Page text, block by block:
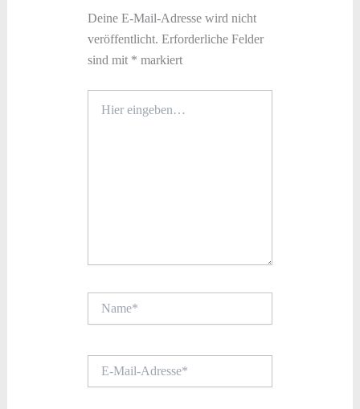
Deine E-Mail-Adresse wird nicht
veröffentlicht. Erforderliche Felder
sind mit * markiert
eingeben…
Mail-